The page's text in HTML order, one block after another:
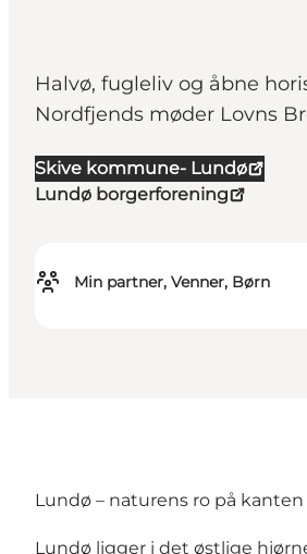
Halvø, fugleliv og åbne
Nordfjends møder Lovns
Skive kommune- Lundø
Lundø borgerforening
Min partner, Venner, Børn
Lundø – naturens ro på
Lundø ligger i det østlige